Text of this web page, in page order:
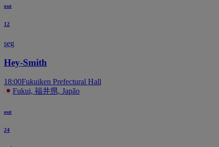
out
12
seg
Hey-Smith
18:00Fukuiken Prefectural Hall
Fukui, 福井県, Japão
out
24